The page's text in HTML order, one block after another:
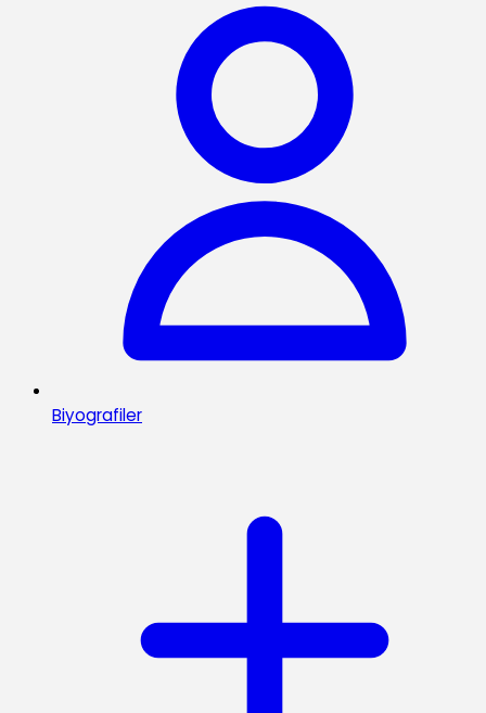
Biyografiler